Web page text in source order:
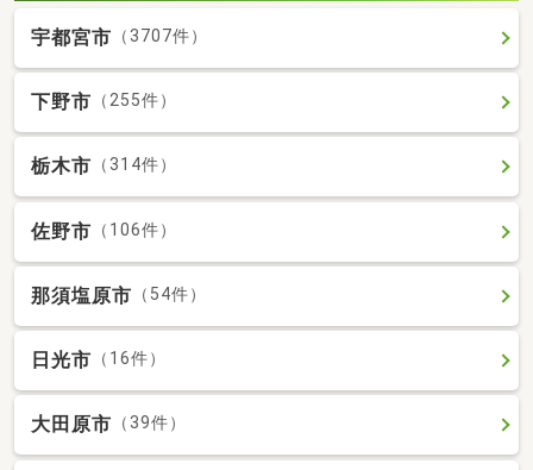
宇都宮市 （3707件）
下野市 （255件）
栃木市 （314件）
佐野市 （106件）
那須塩原市 （54件）
日光市 （16件）
大田原市 （39件）